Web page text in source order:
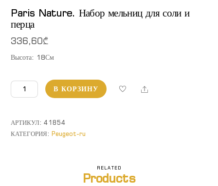
Paris Nature. Набор мельниц для соли и
перца
336,60₾
Высота: 18См
Количество
товара
Nature.
Набор
В КОРЗИНУ Share
АРТИКУЛ:41854
КАТЕГОРИЯ:Peugeot-ru
RELATED
Products